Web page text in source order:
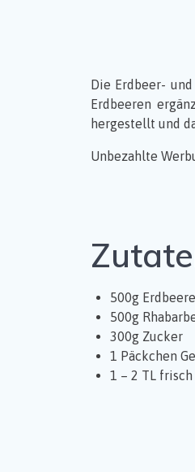
Die Erdbeer-
Erdbeeren
hergestellt und
Unbezahlte
500g
500g
300g Zucker
1 Päckchen
1 – 2 TL